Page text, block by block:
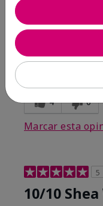
Mostrar Traducción
Sí,
¿Le ha
4 0
Marcar esta
5
10/10